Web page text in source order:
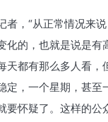
，“从正常情况来说
化的，也就是说是有
天都有那么多人看，
定，一个星期，甚至
要怀疑了。这样的公